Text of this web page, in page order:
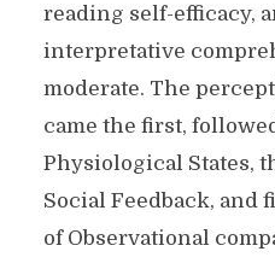
reading self-efficacy,
interpretative
moderate. The
came the first,
Physiological States,
Social Feedback, and
of Observational